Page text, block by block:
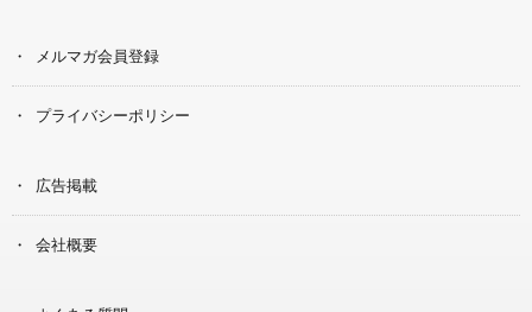
メルマガ会員登録
プライバシーポリシー
広告掲載
会社概要